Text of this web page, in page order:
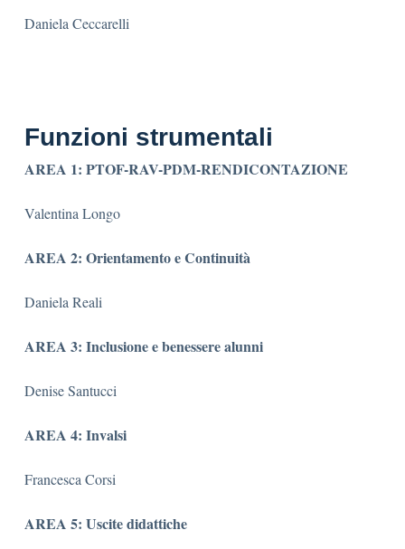
Daniela Ceccarelli
Funzioni strumentali
AREA 1: PTOF-RAV-PDM-RENDICONTAZIONE
Valentina Longo
AREA 2: Orientamento e Continuità
Daniela Reali
AREA 3: Inclusione e benessere alunni
Denise Santucci
AREA 4: Invalsi
Francesca Corsi
AREA 5: Uscite didattiche